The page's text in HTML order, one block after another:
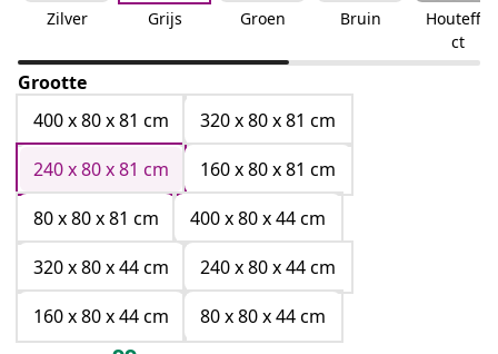
Zilver Grijs Groen Bruin
Houteffe
ct
Grootte
400 x 80 x 81 cm
320 x 80 x 81 cm
240 x 80 x 81 cm
160 x 80 x 81 cm
80 x 80 x 81 cm
400 x 80 x 44 cm
320 x 80 x 44 cm
240 x 80 x 44 cm
160 x 80 x 44 cm
80 x 80 x 44 cm